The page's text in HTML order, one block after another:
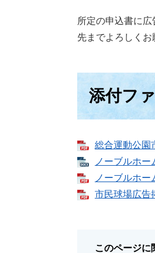
所定の申込書に
先までよろしくお
添付フ
総合運動公園
ノーブルホ
ノーブルホ
市民球場広告
このページに